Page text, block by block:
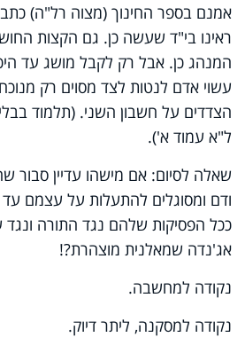
אמנם בספר החינוך (מצוה רל"ה) כתב,
ראינו בי"ד שעשה כן. גם הקצות
המנהג כן. אבל רק לקבל מושג עד
עשוי אדם לנטות לצד מסוים רק
הצדדים על חשבון השני. (תלמוד
ל"א עמוד א').
שאלה לסיום: אם מישהו עדיין סבור
ודם ומסוגלים להתעלות על עצמם עד
ככל הפסיקות שלהם נגד התורה ונגד
אג'נדה שמאלנית מוצהרת?!
נקודה למחשבה.
נקודה למסקנה, ליתר דיוק.